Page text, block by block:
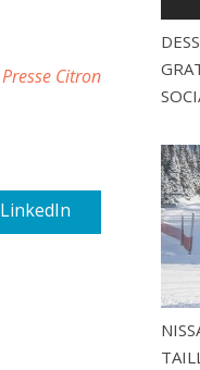
Presse Citron
LinkedIn